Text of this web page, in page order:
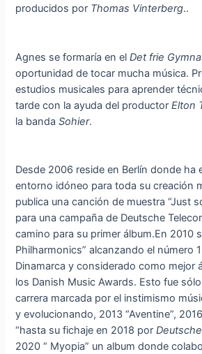
producidos por Thomas Vinterberg..
Agnes se formaría en elDet frie
oportunidad de tocar mucha música.
estudios musicales para aprender
tarde con la ayuda del productorElton
la bandaSohier.
Desde 2006 reside en Berlín donde ha
entorno idóneo para toda su creación
publica una canción de muestra “Just
para una campaña de Deutsche
camino para su primer álbum.En 2010
Philharmonics” alcanzando el número
Dinamarca y considerado como mejor
los Danish Music Awards. Esto fue
carrera marcada por el instimismo
y evolucionando, 2013 “Aventine”,
“hasta su fichaje en 2018 por
2020 “ Myopia” un album donde